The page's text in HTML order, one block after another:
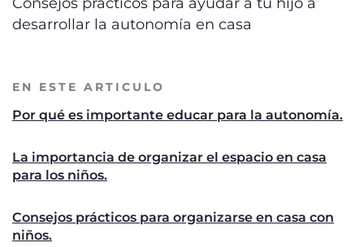
desarrollar la autonomía en casa
EN ESTE ARTICULO
Por qué es importante educar para la autonomía.
La importancia de organizar el espacio en casa
para los niños.
Consejos prácticos para organizarse en casa con
niños.